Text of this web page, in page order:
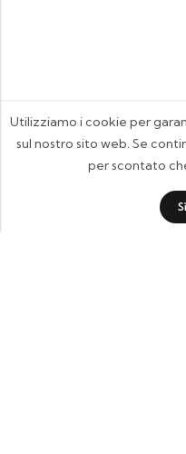
Utilizziamo i cookie per
sul nostro sito web. Se
per scontato